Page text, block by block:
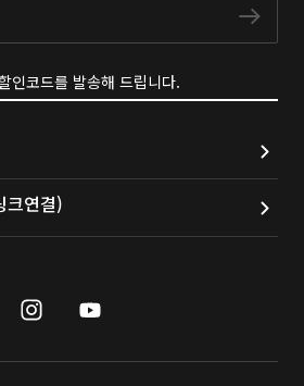
구독
인코드를 발송해 드립니다.
연결)
instagram
youtube